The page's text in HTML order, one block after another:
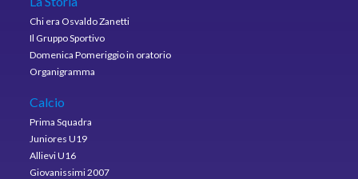
Chi era Osvaldo Zanetti
Il Gruppo Sportivo
Domenica Pomeriggio in oratorio
Organigramma
Calcio
Prima Squadra
Juniores U19
Allievi U16
Giovanissimi 2007